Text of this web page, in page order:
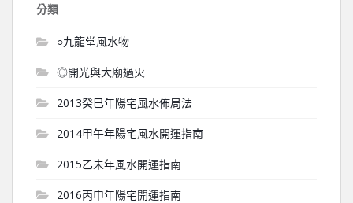
分類
○九龍堂風水物
◎開光與大廟過火
2013癸巳年陽宅風水佈局法
2014甲午年陽宅風水開運指南
2015乙未年風水開運指南
2016丙申年陽宅開運指南